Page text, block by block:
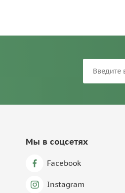
Мы в соцсетях
Facebook
Instagram